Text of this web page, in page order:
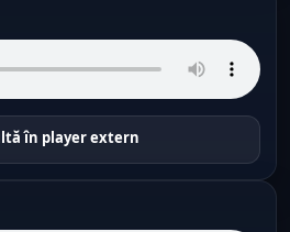
în player extern